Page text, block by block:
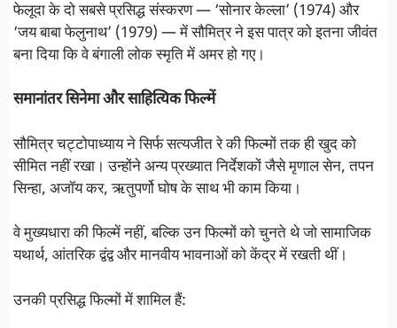
फेलूदा के दो सबसे प्रसिद्ध संस्करण — ‘सोनार केल्ला’ (1974) और
‘जय बाबा फेलुनाथ’ (1979) — में सौमित्र ने इस पात्र को इतना जीवंत
बना दिया कि वे बंगाली लोक स्मृति में अमर हो गए।
समानांतर सिनेमा और साहित्यिक फिल्में
सौमित्र चट्टोपाध्याय ने सिर्फ सत्यजीत रे की फिल्मों तक ही खुद को
सीमित नहीं रखा। उन्होंने अन्य प्रख्यात निर्देशकों जैसे मृणाल सेन, तपन
सिन्हा, अजॉय कर, ऋतुपर्णो घोष के साथ भी काम किया।
वे मुख्यधारा की फिल्में नहीं, बल्कि उन फिल्मों को चुनते थे जो सामाजिक
यथार्थ, आंतरिक द्वंद्व और मानवीय भावनाओं को केंद्र में रखती थीं।
उनकी प्रसिद्ध फिल्मों में शामिल हैं: